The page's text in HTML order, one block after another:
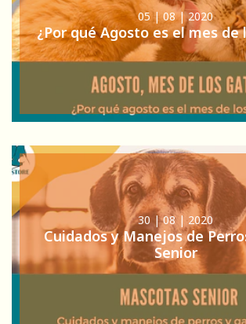
05 | 08 | 2020
¿Por qué Agosto es el mes de
30 | 08 | 2020
Cuidados y Manejos de
Senior